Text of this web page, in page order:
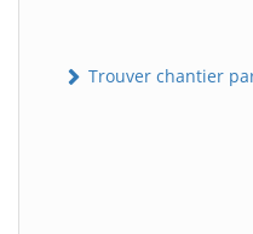
Trouver chantier